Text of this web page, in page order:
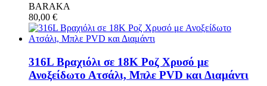
BARAKA
80,00 €
316L Βραχιόλι σε 18Κ Ροζ Χρυσό με
Ανοξείδωτο Ατσάλι, Μπλε PVD και Διαμάντι